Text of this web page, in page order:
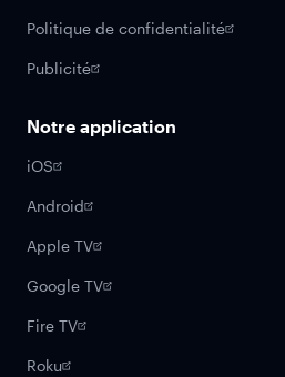
Politique de confidentialité
Publicité
Notre application
iOS
Android
Apple TV
Google TV
Fire TV
Roku